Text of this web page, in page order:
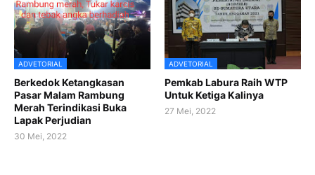
ADVETORIAL
Berkedok Ketangkasan
Pasar Malam Rambung
Merah Terindikasi Buka
Lapak Perjudian
30 Mei, 2022
ADVETORIAL
Pemkab Labura Raih WTP
Untuk Ketiga Kalinya
27 Mei, 2022